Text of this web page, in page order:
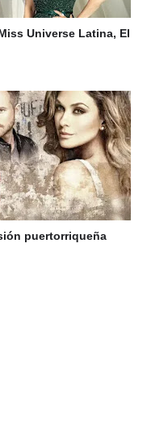
Universe Latina, El
puertorriqueña